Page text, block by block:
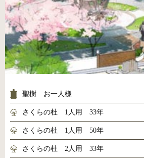
聖樹 お一人様
さくらの杜 1人用 33年
さくらの杜 1人用 50年
さくらの杜 2人用 33年